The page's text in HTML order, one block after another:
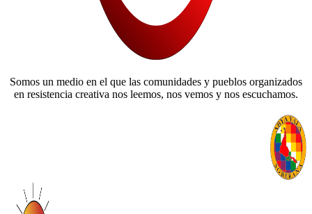
Somos un medio en el que las comunidades y pueblos organizados
en resistencia creativa nos leemos, nos vemos y nos escuchamos.